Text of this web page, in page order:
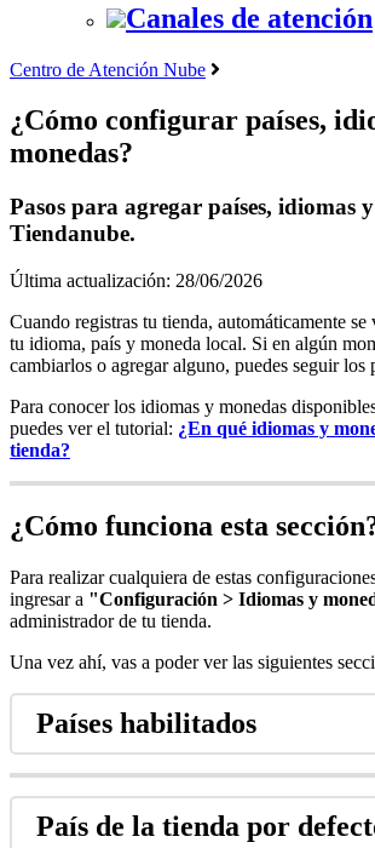
Canales de atención
Centro de Atención Nube
¿Cómo configurar países,
monedas?
Pasos para agregar países, idiomas
Tiendanube.
Última actualización: 28/06/2026
Cuando registras tu tienda, automáticamente
tu idioma, país y moneda local. Si en algún
cambiarlos o agregar alguno, puedes seguir los
Para conocer los idiomas y monedas
puedes ver el tutorial: ¿En qué idiomas y
tienda?
¿Cómo funciona esta
Para realizar cualquiera de estas
ingresar a "Configuración > Idiomas y
administrador de tu tienda.
Una vez ahí, vas a poder ver las siguientes
Países habilitados
País de la tienda por